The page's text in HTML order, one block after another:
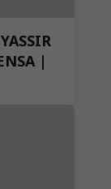
|